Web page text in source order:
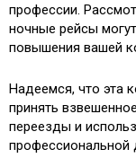
профессии.
ночные рейсы
повышения вашей
Надеемся, что эта
принять
переезды и
профессиональной